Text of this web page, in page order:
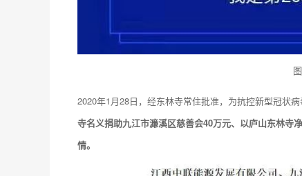
2020年1月28日，经东林寺常住批准，为抗控新型冠状病
寺名义捐助九江市濂溪区慈善会40万元、以庐山东林寺
情。